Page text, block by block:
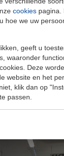
cookies pagina.
hoe we uw
geeft u
waaronder
Deze
website en het
klik dan op
passen.